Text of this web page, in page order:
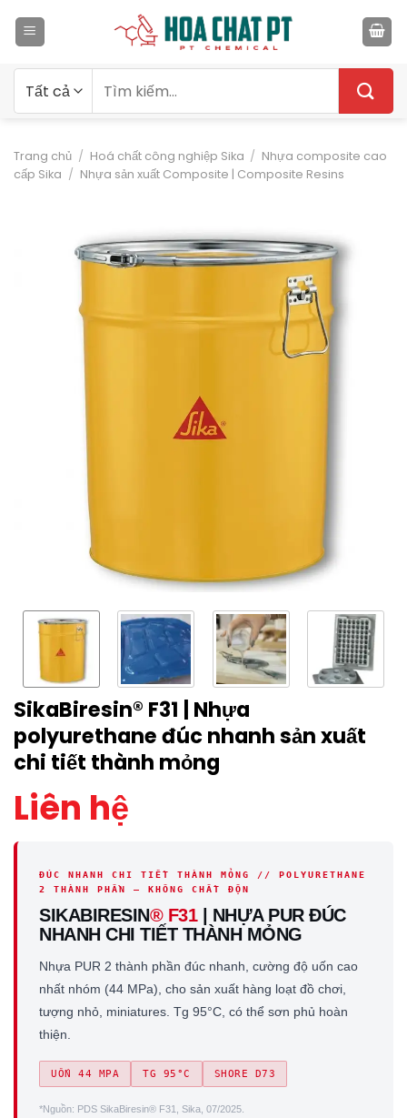
qua
kiếm:
Trang chủ / Hoá chất công nghiệp Sika / Nhựa composite cao
cấp Sika / Nhựa sản xuất Composite | Composite Resins
SikaBiresin® F31 | Nhựa
polyurethane đúc nhanh sản xuất
chi tiết thành mỏng
Liên hệ
ĐÚC NHANH CHI TIẾT THÀNH MỎNG // POLYURETHANE
2 THÀNH PHẦN — KHÔNG CHẤT ĐỘN
SIKABIRESIN® F31| NHỰA PUR ĐÚC
NHANH CHI TIẾT THÀNH MỎNG
Nhựa PUR 2 thành phần đúc nhanh, cường độ uốn cao
nhất nhóm (44 MPa), cho sản xuất hàng loạt đồ chơi,
tượng nhỏ, miniatures. Tg 95°C, có thể sơn phủ hoàn
thiện.
UỐN 44 MPA TG 95°C SHORE D73
*Nguồn: PDS SikaBiresin® F31, Sika, 07/2025.